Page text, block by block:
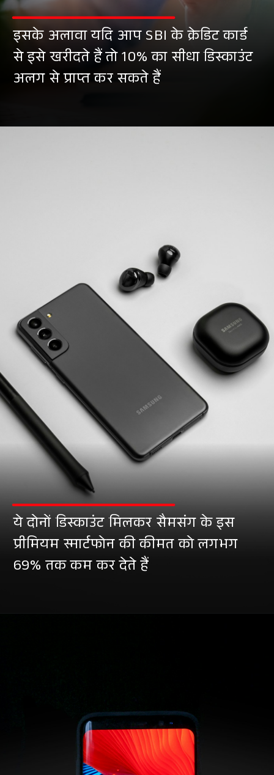
इसके अलावा यदि आप SBI के क्रेडिट कार्ड
से इसे खरीदते हैं तो 10% का सीधा डिस्काउंट
अलग से प्राप्त कर सकते हैं
ये दोनों डिस्काउंट मिलकर सैमसंग के इस
प्रीमियम स्मार्टफोन की कीमत को लगभग
69% तक कम कर देते हैं